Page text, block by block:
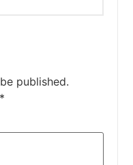
published.
*